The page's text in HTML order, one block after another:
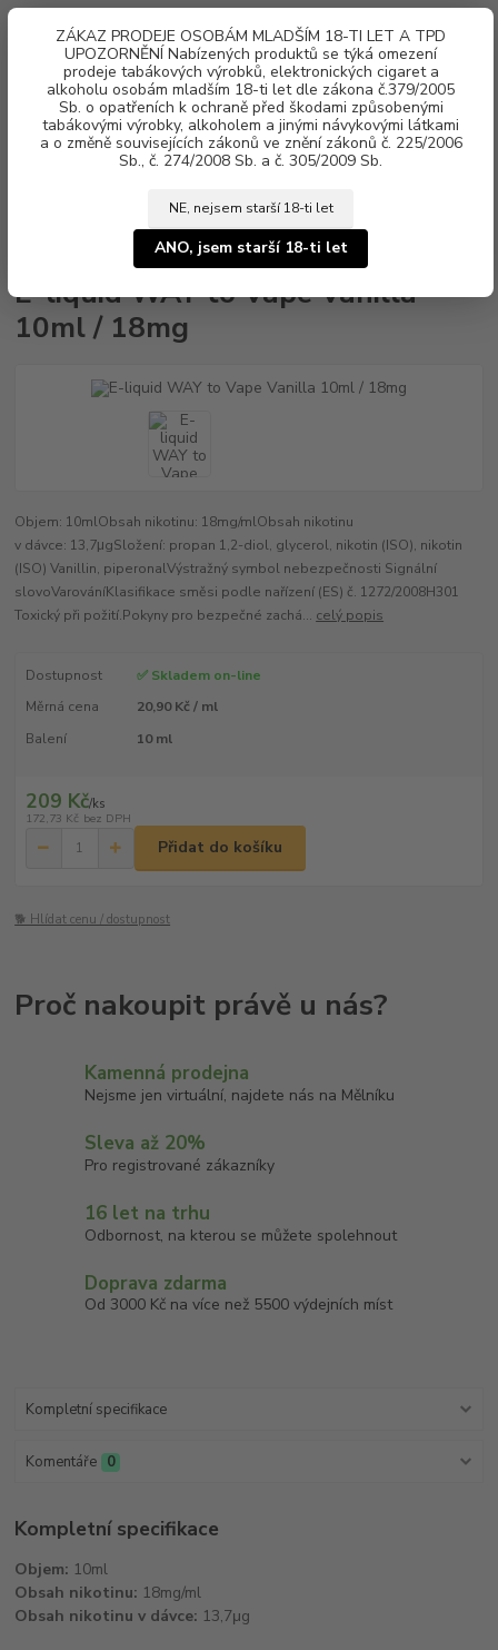
ZÁKAZ PRODEJE OSOBÁM MLADŠÍM 18-TI LET A TPD
UPOZORNĚNÍ Nabízených produktů se týká omezení
prodeje tabákových výrobků, elektronických cigaret a
alkoholu osobám mladším 18-ti let dle zákona č.379/2005
Sb. o opatřeních k ochraně před škodami způsobenými
tabákovými výrobky, alkoholem a jinými návykovými látkami
a o změně souvisejících zákonů ve znění zákonů č. 225/2006
Sb., č. 274/2008 Sb. a č. 305/2009 Sb.
NE, nejsem starší 18-ti let
ANO, jsem starší 18-ti let
Menu
za0 Kč
E-liquid WAY to Vape Vanilla
10ml / 18mg
Objem: 10mlObsah nikotinu: 18mg/mlObsah nikotinu
v dávce: 13,7μgSložení: propan 1,2-diol, glycerol, nikotin (ISO), nikotin
(ISO) Vanillin, piperonalVýstražný symbol nebezpečnosti Signální
slovoVarováníKlasifikace směsi podle nařízení (ES) č. 1272/2008H301
Toxický při požití.Pokyny pro bezpečné zachá... celý popis
Dostupnost
✅ Skladem on-line
Měrná cena
20,90 Kč / ml
Balení
10 ml
209 Kč/ks
172,73 Kč bez DPH
Přidat do košíku
🐕 Hlídat cenu / dostupnost
Kamenná prodejna
Nejsme jen virtuální, najdete nás na Mělníku
Sleva až 20%
Pro registrované zákazníky
16 let na trhu
Odbornost, na kterou se můžete spolehnout
Doprava zdarma
Od 3000 Kč na více než 5500 výdejních míst
Kompletní specifikace
Komentáře 0
Kompletní specifikace
Objem: 10ml
Obsah nikotinu: 18mg/ml
Obsah nikotinu v dávce: 13,7μg